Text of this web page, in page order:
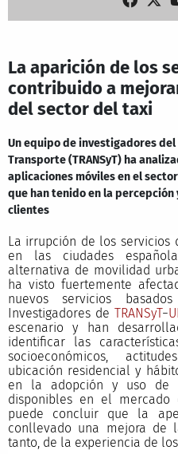
La aparición de los
contribuido a
del sector del taxi
Un equipo de investigadores
Transporte (TRANSyT) ha
aplicaciones móviles en el
que han tenido en la percepción
clientes
La irrupción de los servicios
en las ciudades
alternativa de movilidad
ha visto fuertemente
nuevos servicios
Investigadores de TRANSyT−
escenario y han
identificar las
socioeconómicos,
ubicación residencial y
en la adopción y uso de
disponibles en el mercado
puede concluir que la
conllevado una mejora de
tanto, de la experiencia de